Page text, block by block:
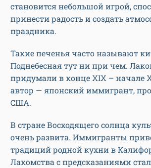
становится небольшой игрой,
принести радость и создать
праздника.
Такие печенья часто называют
Поднебесная тут ни при чем.
придумали в конце XIX – начале
автор — японский иммигрант,
США.
В стране Восходящего солнца
очень развита. Иммигранты
традиций родной кухни в
Лакомства с предсказаниями